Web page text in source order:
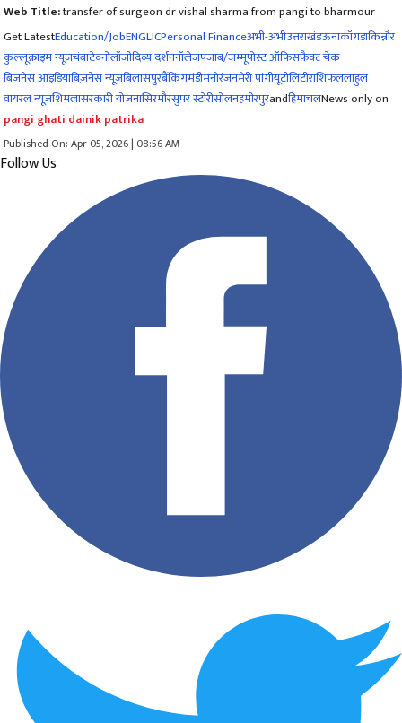
Web Title:transfer of surgeon dr vishal sharma from pangi to bharmour
Get LatestEducation/JobENGLICPersonal Financeअभी-अभीउत्तराखंडऊनाकाँगड़ाकिन्नौर
कुल्लूक्राइम न्यूजचंबाटेक्नोलॉजीदिव्य दर्शननॉलेजपंजाब/जम्मूपोस्ट ऑफिसफ़ैक्ट चेक
बिजनेस आइडियाबिज़नेस न्यूज़बिलासपुरबैंकिंगमंडीमनोरंजनमेरी पांगीयूटीलिटीराशिफललाहुल
वायरल न्यूज़शिमलासरकारी योजनासिरमौरसुपर स्टोरीसोलनहमीरपुरandहिमाचलNews only on
pangi ghati dainik patrika
Published On: Apr 05, 2026 | 08:56 AM
Follow Us